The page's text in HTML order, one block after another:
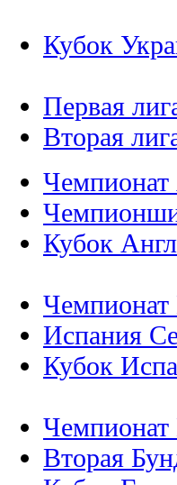
Кубок
Первая
Вторая
Кубок
Испания
Кубок
Чемпионат
Вторая